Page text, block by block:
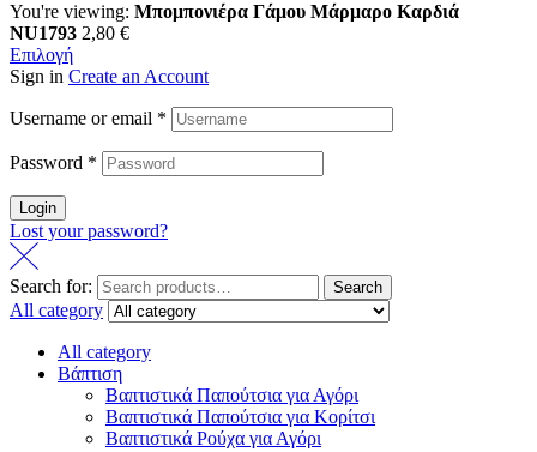
You're viewing: Μπομπονιέρα Γάμου Μάρμαρο Καρδιά
NU1793 2,80 €
Επιλογή
Sign in Create an Account
Username or email *
Password *
Login
Lost your password?
Search for: Search
All category
All category
Βάπτιση
Βαπτιστικά Παπούτσια για Αγόρι
Βαπτιστικά Παπούτσια για Κορίτσι
Βαπτιστικά Ρούχα για Αγόρι